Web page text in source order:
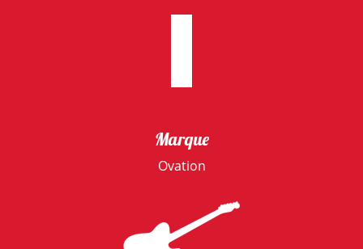
Marque
Ovation